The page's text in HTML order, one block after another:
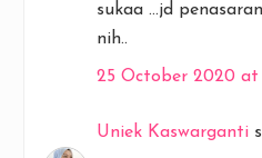
sukaa ...jd
nih..
25 October 2020 at
Uniek Kaswarganti